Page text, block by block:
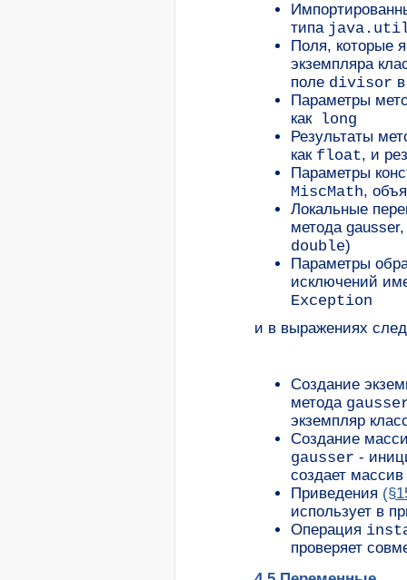
типа
Поля, которые
экземпляра
поле divisor
Параметры
какlong
Результаты
как float, и
Параметры
MiscMath,
Локальные
метода
double)
Параметры
исключений
Exception
и в выражениях
Создание
метода
экземпляр
Создание
gausser -
создает
Приведения
использует в
Операция
проверяет